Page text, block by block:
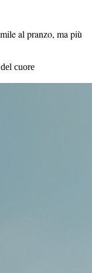
al pranzo, ma più
cuore